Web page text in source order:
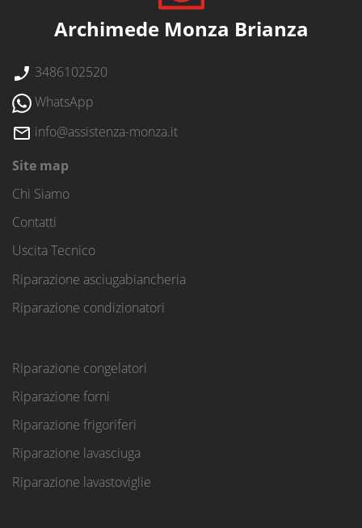
Archimede Monza Brianza
3486102520
WhatsApp
info@assistenza-monza.it
Site map
Chi Siamo
Contatti
Uscita Tecnico
Riparazione asciugabiancheria
Riparazione condizionatori
Riparazione congelatori
Riparazione forni
Riparazione frigoriferi
Riparazione lavasciuga
Riparazione lavastoviglie